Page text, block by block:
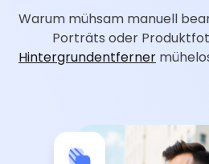
Warum mühsam manuell
Porträts oder
Hintergrundentferner